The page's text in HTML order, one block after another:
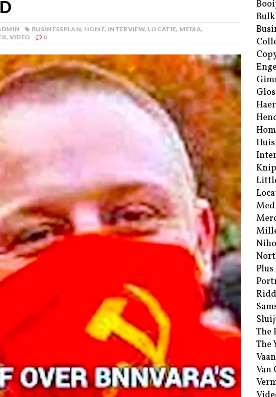
BUSINESSPLAN, HOME, INTERVIEW, LOCATIE, MEDIA,
, VIDEO 0
Plus
The
The
Van